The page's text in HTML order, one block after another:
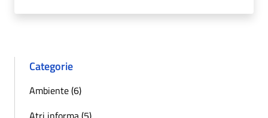
Categorie
Ambiente (6)